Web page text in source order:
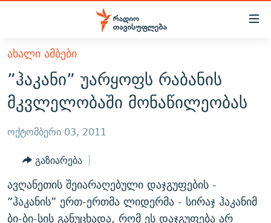
Accessibility
მთავარ
შინაარსზე
დაბრუნება
მთავარ
დაბრუნება
ძიებაზე
დაბრუნება
ᲐᲮᲐᲚᲘ ᲐᲛᲑᲔᲑᲘ
ᲗᲔᲛᲔᲑᲘ
ᲞᲝᲚᲘᲢᲘᲙᲐ
ᲔᲙᲝᲜᲝᲛᲘᲙᲐ
ᲡᲐᲖᲝᲒᲐᲓᲝᲔᲑᲐ
ᲡᲞᲝᲠᲢᲘ
ᲕᲘᲓᲔᲝ
ᲑᲚᲝᲒᲔᲑᲘ
ᲞᲝᲓᲙᲐᲡᲢᲔᲑᲘ
ᲜᲘᲙᲝᲡ ᲞᲝᲓᲙᲐᲡᲢᲘ
60 ᲓᲔᲪᲘᲑᲔᲚᲘ
ᲗᲐᲕᲘᲡᲣᲤᲚᲔᲑᲘᲡ ᲛᲝᲜᲘᲢᲝᲠᲘ
ᲤᲔᲜᲝᲕᲐᲜᲘ - 2.10
ᲗᲥᲕᲔᲜᲘ ᲞᲣᲑᲚᲘᲙᲐᲪᲘᲔᲑᲘ
ᲞᲠᲝᲔᲥᲢᲔᲑᲘ
ᲐᲮᲐᲚᲘ ᲐᲛᲑᲔᲑᲘ
”ჰაკანი” უარყოფს რაბანის
მკვლელობაში მონაწილეობას
ოქტომბერი 03, 2011
გაზიარება
ავღანეთის შეიარაღებული დაჯგუფების -
”ჰაკანის” ერთ-ერთმა ლიდერმა - სირაჯ ჰაკანიმ
ბი-ბი-სის განუცხადა, რომ ეს დაჯგუფება არ